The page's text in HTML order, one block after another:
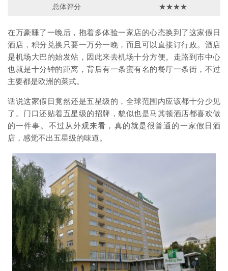
总体评分 ★★★★
在万豪睡了一晚后，抱着多体验一家店的心态换到了这家假日
酒店，积分兑换只要一万分一晚，而且可以直接订行政。酒店
是机场大巴的始发站，因此来去机场十分方便。走路到市中心
也就是十分钟的距离，背后有一条蛮有名的餐厅一条街，不过
主要都是欧洲的菜式。
话说这家假日竟然还是五星级的，全球范围内应该都十分少见
了。门口还贴着五星级的招牌，貌似也是马其顿酒店都喜欢做
的一件事。不过从外观来看，真的就是很普通的一家假日酒
店，感觉不出五星级的味道。